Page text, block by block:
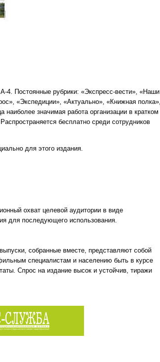
4. Постоянные рубрики: «Экспресс-вести», «Наши
«Экспедиции», «Актуально», «Книжная полка»,
значимая работа организации в кратком
бесплатно среди сотрудников
для этого издания.
охват целевой аудитории в виде
для последующего использования.
собранные вместе, представляют собой
специалистам и населению быть в курсе
Спрос на издание высок и устойчив, тиражи